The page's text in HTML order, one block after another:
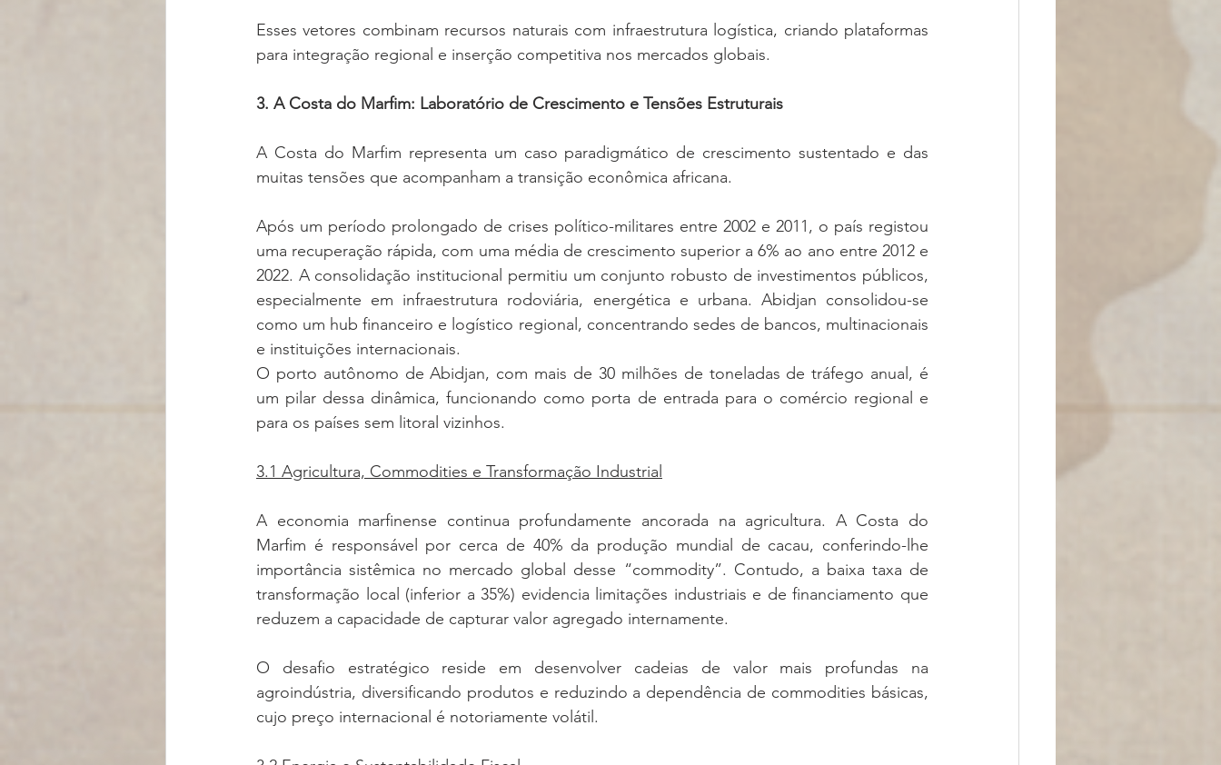
Esses vetores combinam recursos naturais com infraestrutura logística, criando plataformas
para integração regional e inserção competitiva nos mercados globais.
3. A Costa do Marfim: Laboratório de Crescimento e Tensões Estruturais
A Costa do Marfim representa um caso paradigmático de crescimento sustentado e das
muitas tensões que acompanham a transição econômica africana.
Após um período prolongado de crises político-militares entre 2002 e 2011, o país registou
uma recuperação rápida, com uma média de crescimento superior a 6% ao ano entre 2012 e
2022. A consolidação institucional permitiu um conjunto robusto de investimentos públicos,
especialmente em infraestrutura rodoviária, energética e urbana. Abidjan consolidou-se
como um hub financeiro e logístico regional, concentrando sedes de bancos, multinacionais
e instituições internacionais.
O porto autônomo de Abidjan, com mais de 30 milhões de toneladas de tráfego anual, é
um pilar dessa dinâmica, funcionando como porta de entrada para o comércio regional e
para os países sem litoral vizinhos.
3.1 Agricultura, Commodities e Transformação Industrial
A economia marfinense continua profundamente ancorada na agricultura. A Costa do
Marfim é responsável por cerca de 40% da produção mundial de cacau, conferindo-lhe
importância sistêmica no mercado global desse “commodity”. Contudo, a baixa taxa de
transformação local (inferior a 35%) evidencia limitações industriais e de financiamento que
reduzem a capacidade de capturar valor agregado internamente.
O desafio estratégico reside em desenvolver cadeias de valor mais profundas na
agroindústria, diversificando produtos e reduzindo a dependência de commodities básicas,
cujo preço internacional é notoriamente volátil.